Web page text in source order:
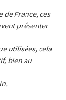
France, ces
présenter
utilisées, cela
bien au